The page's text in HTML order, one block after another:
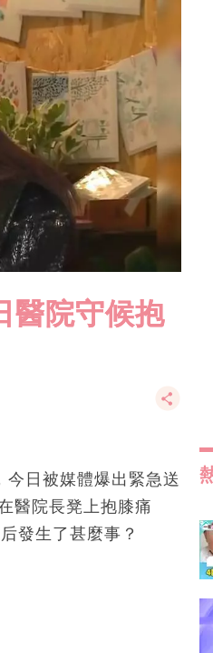
醫院守候抱
日被媒體爆出緊急送
醫院長凳上抱膝痛
發生了甚麼事？